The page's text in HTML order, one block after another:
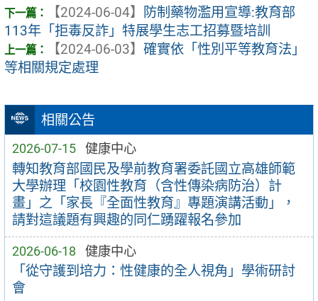
相關公告
2026-07-15 健康中心
轉知教育部國民及學前教育署委託國立高雄師範
大學辦理「校園性教育（含性傳染病防治）計
畫」之「家長『全面性教育』專題演講活動」，
請對這議題有興趣的同仁踴躍報名參加
2026-06-18 健康中心
「從守護到培力：性健康的全人視角」學術研討
會
【2024-06-04】
防制藥物濫用宣導:教育部
113年「拒毒反詐」特展學生志工招募暨培訓
【2024-06-03】 確實依「性別平等教育法」
等相關規定處理